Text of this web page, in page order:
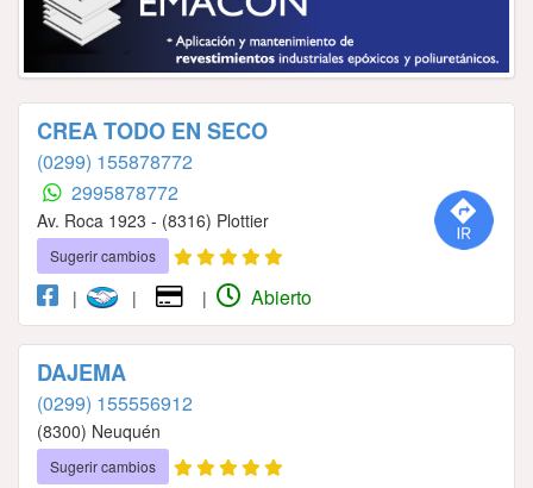
CREA TODO EN SECO
(0299) 155878772
2995878772
Av. Roca 1923 - (8316) Plottier
Sugerir cambios
| | | Abierto
DAJEMA
(0299) 155556912
(8300) Neuquén
Sugerir cambios